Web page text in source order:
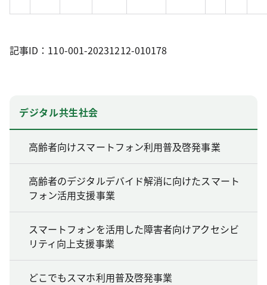
記事ID：110-001-20231212-010178
デジタル共生社会
高齢者向けスマートフォン利用普及啓発事業
高齢者のデジタルデバイド解消に向けたスマート
フォン活用支援事業
スマートフォンを活用した障害者向けアクセシビ
リティ向上支援事業
どこでもスマホ利用普及啓発事業